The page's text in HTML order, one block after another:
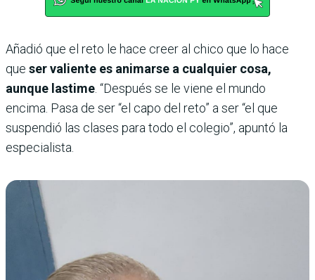
Añadió que el reto le hace creer al chico que lo hace
que ser valiente es animarse a cualquier cosa,
aunque lastime. “Después se le viene el mundo
encima. Pasa de ser “el capo del reto” a ser “el que
suspendió las clases para todo el colegio”, apuntó la
especialista.